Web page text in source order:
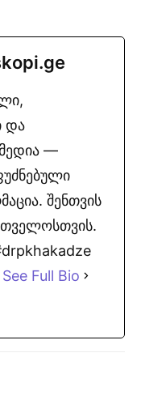
და
—
შენთვის
See Full Bio